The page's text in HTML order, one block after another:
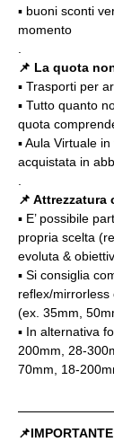
▪️ buoni sconti
momento
📌 La quota
▪️ Trasporti per
▪️ Tutto quanto
quota
▪️ Aula Virtuale
acquistata in
📌
▪️ E’ possibile
propria scelta
evoluta &
▪️ Si consiglia
reflex/mirrorless
(ex. 35mm,
▪️ In alternativa
200mm, 28-
70mm, 18-